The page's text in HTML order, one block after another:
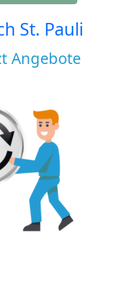
St. Pauli
Angebote